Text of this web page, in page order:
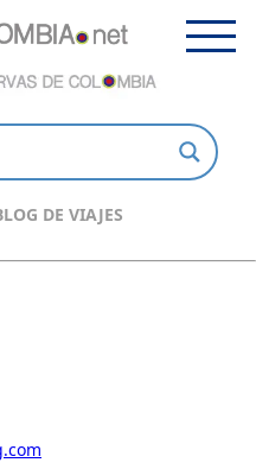
DE VIAJES